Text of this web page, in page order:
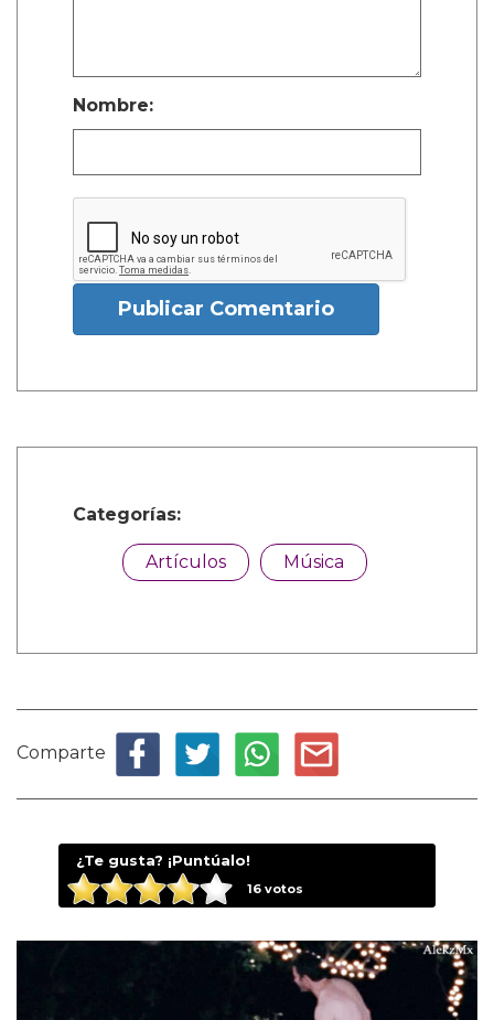
Nombre:
Publicar Comentario
Categorías:
Artículos Música
Comparte
¿Te gusta? ¡Puntúalo!
16votos